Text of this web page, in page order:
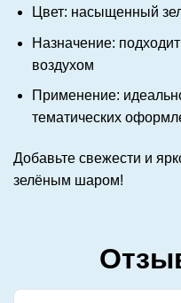
Цвет: насыщенный
Назначение:
воздухом
Применение:
тематических
Добавьте свежести и
зелёным шаром!